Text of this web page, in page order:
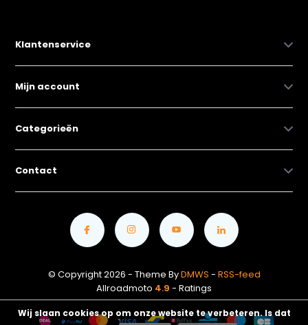
Klantenservice
Mijn account
Categorieën
Contact
© Copyright 2026 - Theme ByDMWS - RSS-feed
Allroadmoto 4.9 - Ratings
Wij slaan cookies op om onze website te verbeteren. Is dat